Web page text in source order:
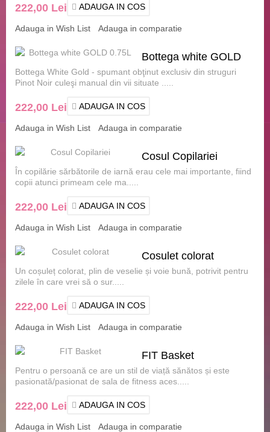
222,00 Lei ADAUGA IN COS
Adauga in Wish List Adauga in comparatie
Bottega white GOLD
0.75L
Bottega White Gold - spumant obţinut exclusiv din struguri
Pinot Noir culeşi manual din vii situate .....
222,00 Lei ADAUGA IN COS
Adauga in Wish List Adauga in comparatie
Cosul Copilariei
În copilărie sărbătorile de iarnă erau cele mai importante, fiind
copii atunci primeam cele ma.....
222,00 Lei ADAUGA IN COS
Adauga in Wish List Adauga in comparatie
Cosulet colorat
Un coșuleț colorat, plin de veselie și voie bună, potrivit pentru
zilele în care vrei să o sur.....
222,00 Lei ADAUGA IN COS
Adauga in Wish List Adauga in comparatie
FIT Basket
Pentru o persoană ce are un stil de viață sănătos și este
pasionată/pasionat de sala de fitness aces.....
222,00 Lei ADAUGA IN COS
Adauga in Wish List Adauga in comparatie